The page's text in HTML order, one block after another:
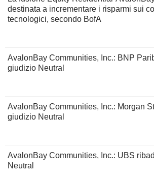
destinata a incrementare i risparmi sui
tecnologici, secondo BofA
AvalonBay Communities, Inc.: BNP
giudizio Neutral
AvalonBay Communities, Inc.: Morgan
giudizio Neutral
AvalonBay Communities, Inc.: UBS
Neutral